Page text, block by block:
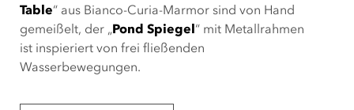
Table“ aus Bianco-Curia-Marmor sind von Hand
gemeißelt, der „Pond Spiegel“ mit Metallrahmen
ist inspieriert von frei fließenden
Wasserbewegungen.